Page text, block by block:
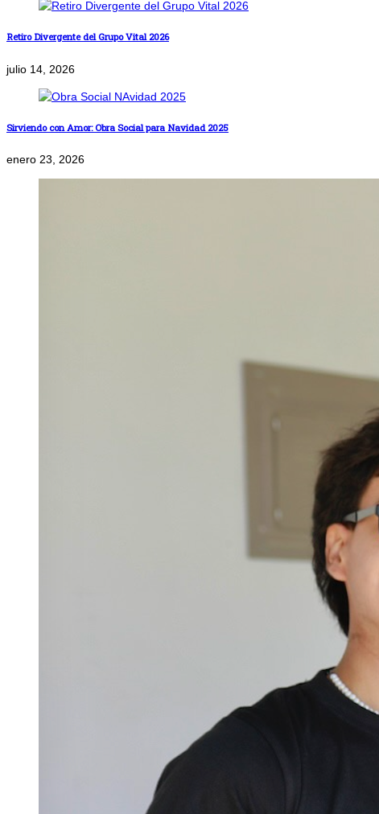
Retiro Divergente del Grupo Vital 2026
julio 14, 2026
Sirviendo con Amor: Obra Social para Navidad 2025
enero 23, 2026